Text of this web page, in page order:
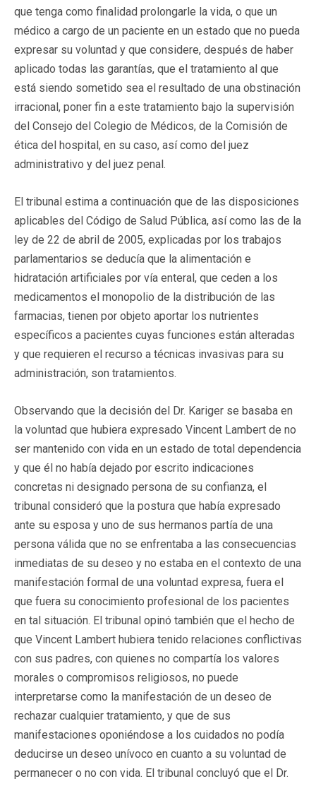
que tenga como finalidad prolongarle la vida, o que un
médico a cargo de un paciente en un estado que no pueda
expresar su voluntad y que considere, después de haber
aplicado todas las garantías, que el tratamiento al que
está siendo sometido sea el resultado de una obstinación
irracional, poner fin a este tratamiento bajo la supervisión
del Consejo del Colegio de Médicos, de la Comisión de
ética del hospital, en su caso, así como del juez
administrativo y del juez penal.
El tribunal estima a continuación que de las disposiciones
aplicables del Código de Salud Pública, así como las de la
ley de 22 de abril de 2005, explicadas por los trabajos
parlamentarios se deducía que la alimentación e
hidratación artificiales por vía enteral, que ceden a los
medicamentos el monopolio de la distribución de las
farmacias, tienen por objeto aportar los nutrientes
específicos a pacientes cuyas funciones están alteradas
y que requieren el recurso a técnicas invasivas para su
administración, son tratamientos.
Observando que la decisión del Dr. Kariger se basaba en
la voluntad que hubiera expresado Vincent Lambert de no
ser mantenido con vida en un estado de total dependencia
y que él no había dejado por escrito indicaciones
concretas ni designado persona de su confianza, el
tribunal consideró que la postura que había expresado
ante su esposa y uno de sus hermanos partía de una
persona válida que no se enfrentaba a las consecuencias
inmediatas de su deseo y no estaba en el contexto de una
manifestación formal de una voluntad expresa, fuera el
que fuera su conocimiento profesional de los pacientes
en tal situación. El tribunal opinó también que el hecho de
que Vincent Lambert hubiera tenido relaciones conflictivas
con sus padres, con quienes no compartía los valores
morales o compromisos religiosos, no puede
interpretarse como la manifestación de un deseo de
rechazar cualquier tratamiento, y que de sus
manifestaciones oponiéndose a los cuidados no podía
deducirse un deseo unívoco en cuanto a su voluntad de
permanecer o no con vida. El tribunal concluyó que el Dr.